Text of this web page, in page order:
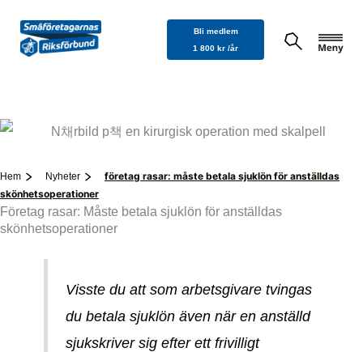
innehåll
Bli medlem
1 800 kr /år
Hem Nyheter
företag rasar: måste betala sjuklön för anställdas
skönhetsoperationer
Företag rasar: Måste betala sjuklön för anställdas
skönhetsoperationer
Visste du att som arbetsgivare tvingas
du betala sjuklön även när en anställd
sjukskriver sig efter ett frivilligt